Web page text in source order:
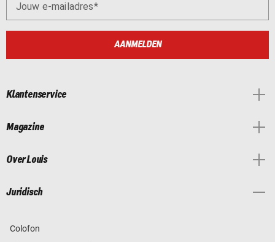
Jouw e-mailadres
AANMELDEN
Klantenservice
Magazine
Over Louis
Juridisch
Colofon